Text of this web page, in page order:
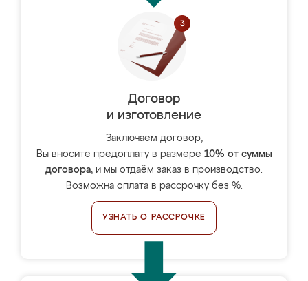
Договор
и изготовление
Заключаем договор,
Вы вносите предоплату в размере 10% от суммы
договора, и мы отдаём заказ в производство.
Возможна оплата в рассрочку без %.
УЗНАТЬ О РАССРОЧКЕ